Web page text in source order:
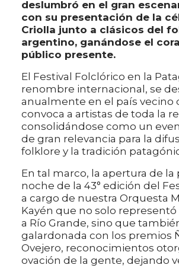
deslumbró en el gran
con su presentación de la
Criolla junto a clásicos del
argentino, ganándose el
público presente.
El Festival Folclórico en la
renombre internacional, se
anualmente en el país vecino
convoca a artistas de toda la
consolidándose como un
de gran relevancia para la
folklore y la tradición
En tal marco, la apertura de la
noche de la 43° edición del
a cargo de nuestra Orquesta
Kayén que no solo
a Río Grande, sino que
galardonada con los premios
Ovejero, reconocimientos
ovación de la gente, dejando